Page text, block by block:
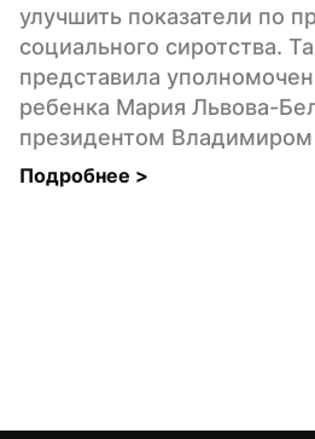
улучшить показатели по
социального сиротства.
представила
ребенка Мария Львова-
президентом
Подробнее >